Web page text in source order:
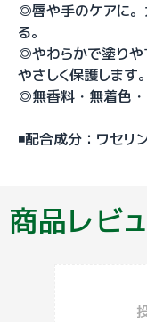
◎唇や手のケアに。
る。
◎やわらかで塗りや
やさしく保護します。
◎無香料・無着色・
◾️配合成分：ワセリ
商品レビ